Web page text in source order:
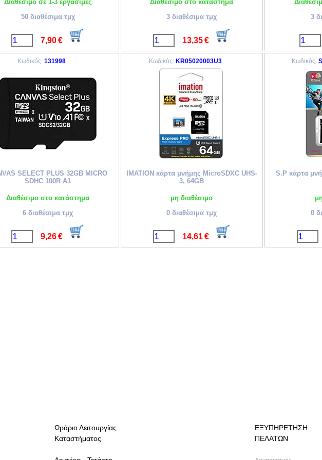
Διαθέσιμο σε 1-3 εργάσιμες
50 διαθέσιμα τμχ
7,90€
Διαθέσιμο στο κατάστημα
3 διαθέσιμα τμχ
13,35€
3
Κωδικός:131998
SELECT PLUS 32GB MICRO
SDHC 100R A1
Διαθέσιμο στο κατάστημα
6 διαθέσιμα τμχ
9,26€
Κωδικός: KR05020003U3
IMATION κάρτα μνήμης MicroSDXC UHS-
3, 64GB
μη διαθέσιμο
0 διαθέσιμα τμχ
14,61€
Κωδικός:
S.P κάρτα
0
Ωράριο Λειτουργίας
Καταστήματος
ΕΞΥΠΗΡΕΤΗΣΗ
ΠΕΛΑΤΩΝ